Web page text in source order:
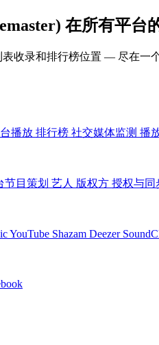
在所有平台
收录和排行榜位置 — 尽在一个
播放 排行榜 社交媒体监测 播
节目策划 艺人 版权方 授权与同
YouTube Shazam Deezer